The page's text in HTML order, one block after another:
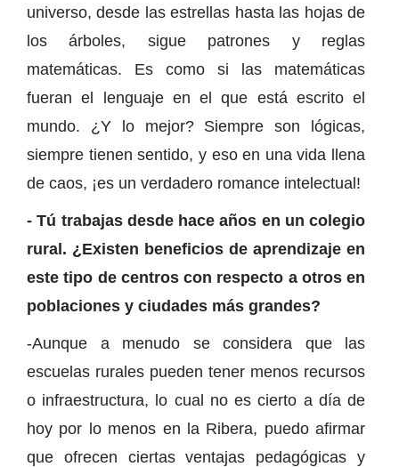
universo, desde las estrellas hasta las hojas de
los árboles, sigue patrones y reglas
matemáticas. Es como si las matemáticas
fueran el lenguaje en el que está escrito el
mundo. ¿Y lo mejor? Siempre son lógicas,
siempre tienen sentido, y eso en una vida llena
de caos, ¡es un verdadero romance intelectual!
- Tú trabajas desde hace años en un colegio
rural. ¿Existen beneficios de aprendizaje en
este tipo de centros con respecto a otros en
poblaciones y ciudades más grandes?
-Aunque a menudo se considera que las
escuelas rurales pueden tener menos recursos
o infraestructura, lo cual no es cierto a día de
hoy por lo menos en la Ribera, puedo afirmar
que ofrecen ciertas ventajas pedagógicas y